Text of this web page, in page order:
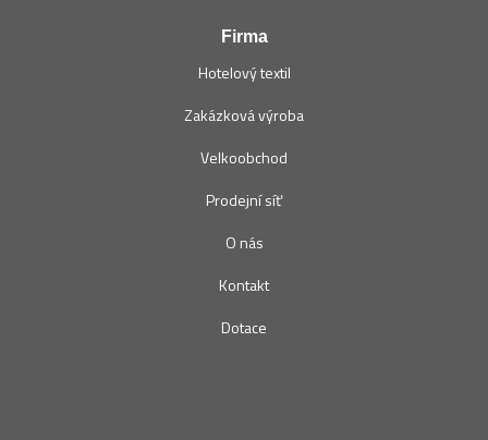
Firma
Hotelový textil
Zakázková výroba
Velkoobchod
Prodejní síť
O nás
Kontakt
Dotace